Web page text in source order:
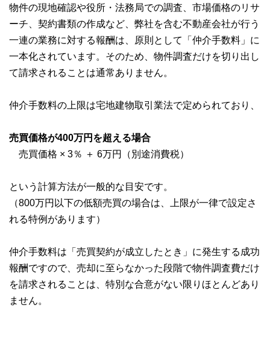
物件の現地確認や役所・法務局での調査、市場価格のリサ
ーチ、契約書類の作成など、弊社を含む不動産会社が行う
一連の業務に対する報酬は、原則として「仲介手数料」に
一本化されています。そのため、物件調査だけを切り出し
て請求されることは通常ありません。
仲介手数料の上限は宅地建物取引業法で定められており、
売買価格が400万円を超える場合
売買価格 × 3％ ＋ 6万円（別途消費税）
という計算方法が一般的な目安です。
（800万円以下の低額売買の場合は、上限が一律で設定さ
れる特例があります）
仲介手数料は「売買契約が成立したとき」に発生する成功
報酬ですので、売却に至らなかった段階で物件調査費だけ
を請求されることは、特別な合意がない限りほとんどあり
ません。